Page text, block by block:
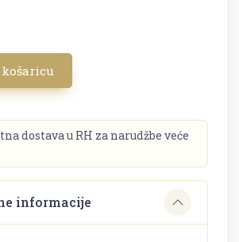
košaricu
dostava u RH za narudžbe veće
informacije